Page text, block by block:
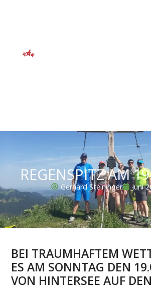
REGENSPITZ AM
Gerhard Steininger Juni
BEI TRAUMHAFTEM
ES AM SONNTAG DEN
VON HINTERSEE AUF DEN